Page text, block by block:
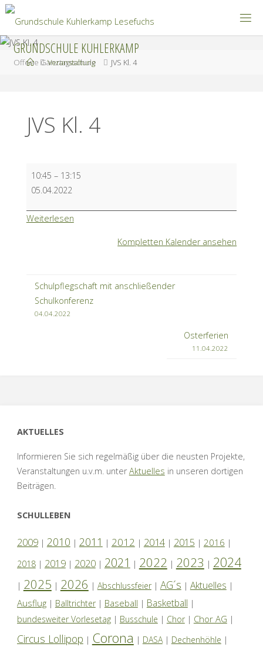
Zum
Inhalt
springen
GRUNDSCHULE KUHLERKAMP
Offene Ganztagsschule
StartVeranstaltung JVS Kl. 4
JVS Kl. 4
JVS
Kl.
10:45 – 13:15
05.04.2022
Weiterlesen
Kompletten Kalender ansehen
Schulpflegschaft mit anschließender
Schulkonferenz
04.04.2022
Osterferien
11.04.2022
AKTUELLES
Informieren Sie sich regelmäßig über die neusten Projekte,
Veranstaltungen u.v.m. unterAktuelles in unseren dortigen
Beiträgen.
SCHULLEBEN
2009| 2010 | 2011 | 2012 | 2014| 2015 | 2016 |
2018| 2019| 2020| 2021 | 2022 | 2023 | 2024
| 2025 | 2026 | Abschlussfeier| AG´s | Aktuelles |
Ausflug| Balltrichter| Baseball | Basketball |
bundesweiter Vorlesetag| Busschule | Chor| Chor AG |
Circus Lollipop | Corona | DASA| Dechenhöhle |